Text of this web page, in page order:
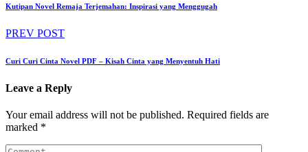
Kutipan Novel Remaja Terjemahan: Inspirasi yang Menggugah
PREV POST
Curi Curi Cinta Novel PDF – Kisah Cinta yang Menyentuh Hati
Leave a Reply
Your email address will not be published. Required fields are
marked *